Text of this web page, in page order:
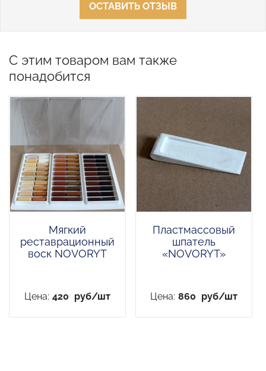
ОСТАВИТЬ ОТЗЫВ
С этим товаром вам также
понадобится
Мягкий
реставрационный
воск NOVORYT
Цена: 420 руб/шт
Пластмассовый
шпатель
«NOVORYT»
Цена: 860 руб/шт